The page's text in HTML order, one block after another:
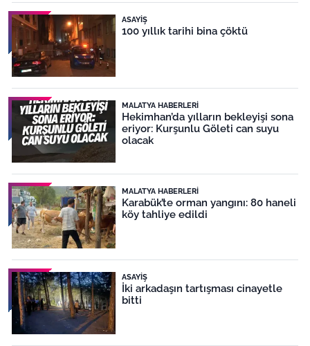
ASAYIŞ
100 yıllık tarihi bina çöktü
MALATYA HABERLERI
Hekimhan’da yılların bekleyişi sona
eriyor: Kurşunlu Göleti can suyu
olacak
MALATYA HABERLERI
Karabük’te orman yangını: 80 haneli
köy tahliye edildi
ASAYIŞ
İki arkadaşın tartışması cinayetle
bitti